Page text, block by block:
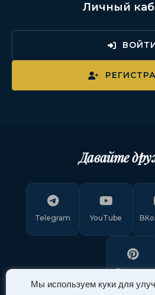
Мы используем куки для
Личный
Давайте
Telegram YouTube
Pinterest